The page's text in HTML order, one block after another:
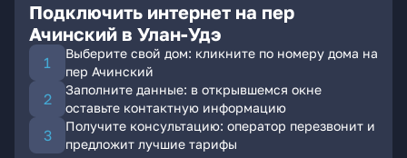
Подключить интернет на пер
Ачинский в Улан-Удэ
Выберите свой дом: кликните по номеру дома на
пер Ачинский
Заполните данные: в открывшемся окне
оставьте контактную информацию
Получите консультацию: оператор перезвонит и
предложит лучшие тарифы